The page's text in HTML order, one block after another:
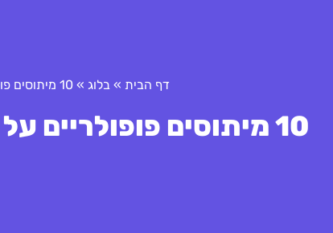
דף הבית » בלוג »10 מיתוסים פופולריים על שרשרת אספקה גלובלית: חשיפת האמת
10 מיתוסים